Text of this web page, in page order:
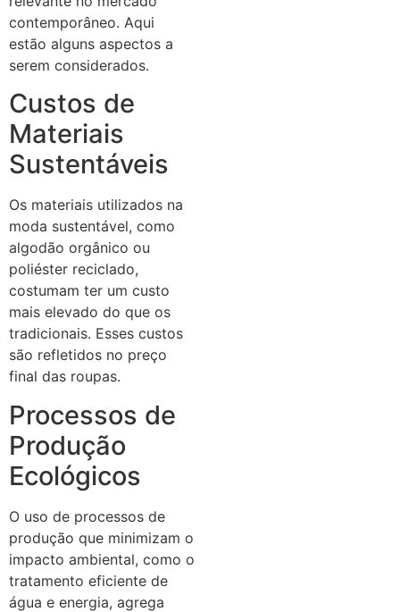
contemporâneo. Aqui
estão alguns aspectos a
serem considerados.
Custos de
Materiais
Sustentáveis
Os materiais utilizados na
moda sustentável, como
algodão orgânico ou
poliéster reciclado,
costumam ter um custo
mais elevado do que os
tradicionais. Esses custos
são refletidos no preço
final das roupas.
Processos de
Produção
Ecológicos
O uso de processos de
produção que minimizam o
impacto ambiental, como o
tratamento eficiente de
água e energia, agrega